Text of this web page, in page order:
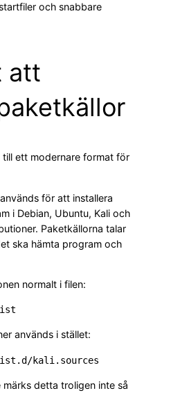
och snabbare
att
till ett modernare format för
för att installera
i Debian, Ubuntu, Kali och
Paketkällorna talar
ska hämta program och
normalt i filen:
används i stället:
märks detta troligen inte så